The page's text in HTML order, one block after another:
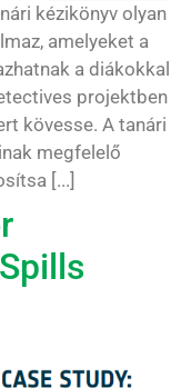
kézikönyv olyan
amelyeket a
a diákokkal
projektben
kövesse. A tanári
megfelelő
[...]